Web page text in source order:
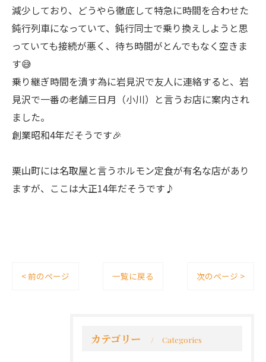
減少しており、どうやら徹底して特急に時間を合わせた
鈍行列車になっていて、鈍行同士で乗り換えしようと思
っていても接続が悪く、待ち時間がとんでもなく空きま
す😅
乗り継ぎ時間を潰す為に岩見沢で友人に連絡すると、岩
見沢で一番の老舗三日月（小川）と言うお店に案内され
ました。
創業昭和4年だそうです🎉
栗山町には名取屋と言うホルモン定食が有名な店があり
ますが、ここは大正14年だそうです♪
< 前のページ 一覧に戻る 次のページ >
カテゴリー Categories